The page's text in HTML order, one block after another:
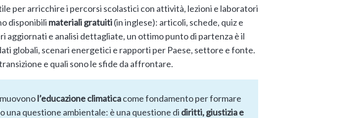
per arricchire i percorsi scolastici con attività, lezioni e laboratori
disponibili materiali gratuiti(in inglese): articoli, schede, quiz e
aggiornati e analisi dettagliate, un ottimo punto di partenza è il
globali, scenari energetici e rapporti per Paese, settore e fonte.
e quali sono le sfide da affrontare.
l’educazione climaticacome fondamento per formare
una questione ambientale: è una questione di diritti, giustizia e